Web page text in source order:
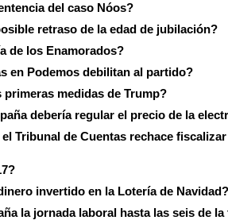
del caso Nóos?
retraso de la edad de jubilación?
de los Enamorados?
en Podemos debilitan al partido?
primeras medidas de Trump?
debería regular el precio de la
Tribunal de Cuentas rechace fiscalizar
invertido en la Lotería de Navidad?
la jornada laboral hasta las seis de la